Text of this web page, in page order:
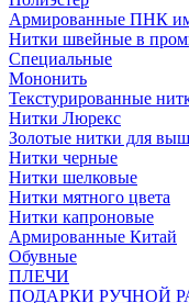
Армированные ПНК
Нитки швейные в
Специальные
Мононить
Текстурированные
Нитки Люрекс
Золотые нитки для
Нитки черные
Нитки шелковые
Нитки мятного цвета
Нитки капроновые
Армированные Китай
Обувные
ПЛЕЧИ
ПОДАРКИ РУЧНОЙ